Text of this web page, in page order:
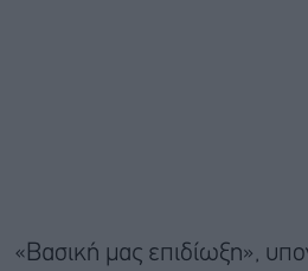
«Βασική μας επιδίωξη»,